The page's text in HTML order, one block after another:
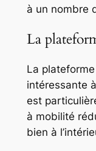
à un nombre
La
La
intéressante
est
à mobilité
bien à